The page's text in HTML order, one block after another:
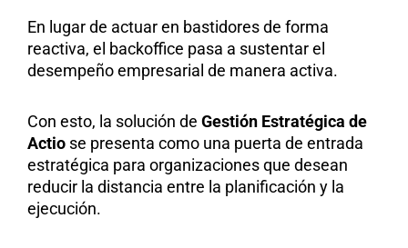
En lugar de actuar en bastidores de forma
reactiva, el backoffice pasa a sustentar el
desempeño empresarial de manera activa.
Con esto, la solución de Gestión Estratégica de
Actio se presenta como una puerta de entrada
estratégica para organizaciones que desean
reducir la distancia entre la planificación y la
ejecución.